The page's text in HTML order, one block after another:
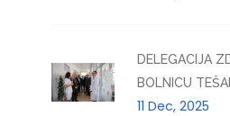
DELEGACIJA
BOLNICU
11 Dec, 2025